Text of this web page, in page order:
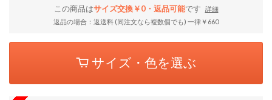
この商品はサイズ交換￥0・返品可能です
詳細
返品の場合：返送料 (同注文なら複数個でも) 一律￥660
サイズ・色を選ぶ